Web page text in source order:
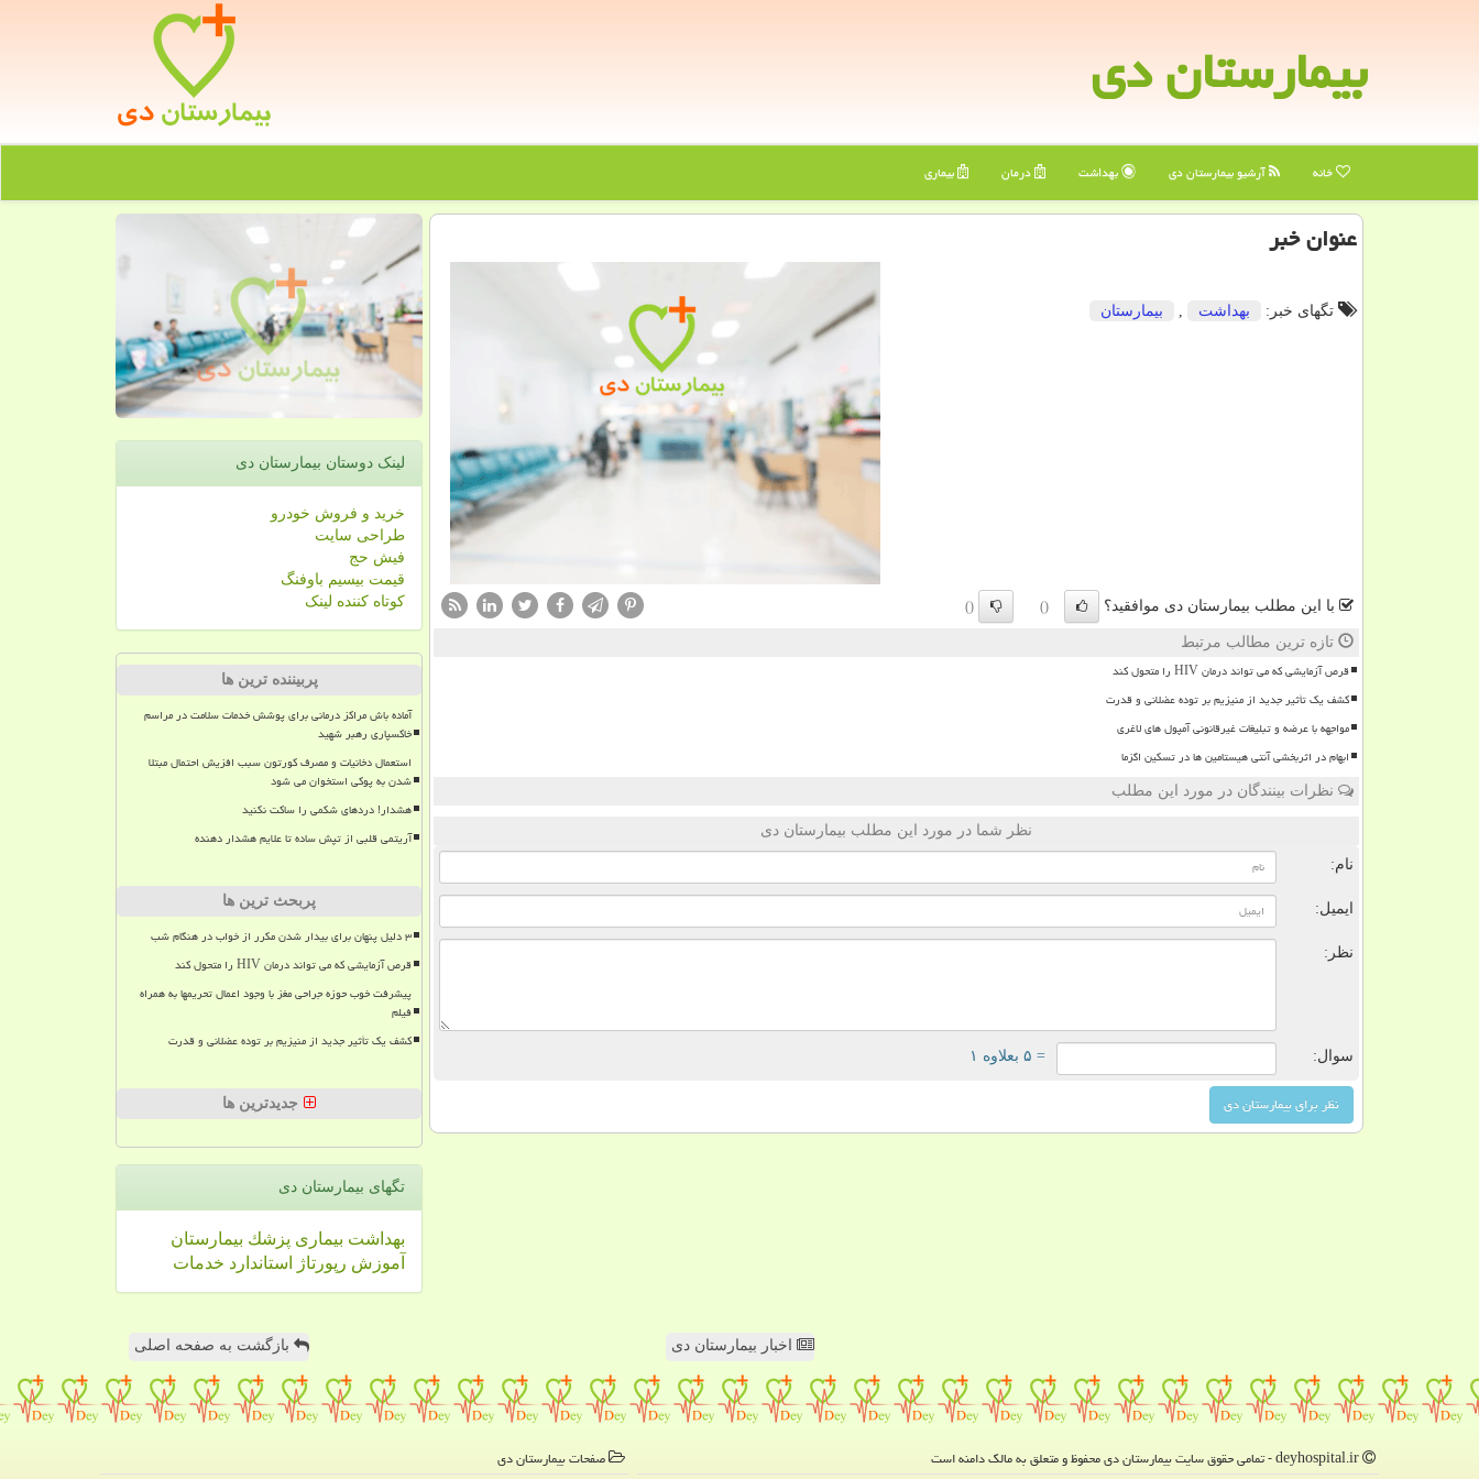
بیمارستان دی
خانه آرشیو بیمارستان دی بهداشت درمان بیماری
عنوان خبر
تگهای خبر: بهداشت , بیمارستان
با این مطلب بیمارستان دی موافقید؟ ()
()
تازه ترین مطالب مرتبط
قرص آزمایشی که می تواند درمان HIV را متحول کند
کشف یک تأثیر جدید از منیزیم بر توده عضلانی و قدرت
مواجهه با عرضه و تبلیغات غیرقانونی آمپول های لاغری
ابهام در اثربخشی آنتی هیستامین ها در تسکین اگزما
نظرات بینندگان در مورد این مطلب
نظر شما در مورد این مطلب بیمارستان دی
نام:
ایمیل:
نظر:
سوال: = ۵ بعلاوه ۱
لینک دوستان بیمارستان دی
خرید و فروش خودرو
طراحی سایت
فیش حج
قیمت بیسیم باوفنگ
کوتاه کننده لینک
پربیننده ترین ها
آماده باش مراکز درمانی برای پوشش خدمات سلامت در مراسم
خاکسپاری رهبر شهید
استعمال دخانیات و مصرف کورتون سبب افزیش احتمال مبتلا
شدن به پوکی استخوان می شود
هشدار! دردهای شکمی را ساکت نکنید
آریتمی قلبی از تپش ساده تا علایم هشدار دهنده
پربحث ترین ها
۳ دلیل پنهان برای بیدار شدن مکرر از خواب در هنگام شب
قرص آزمایشی که می تواند درمان HIV را متحول کند
پیشرفت خوب حوزه جراحی مغز با وجود اعمال تحریمها به همراه
فیلم
کشف یک تأثیر جدید از منیزیم بر توده عضلانی و قدرت
جدیدترین ها
تگهای بیمارستان دی
بهداشت بیماری پزشك بیمارستان
آموزش رپورتاژ استاندارد خدمات
اخبار بیمارستان دی بازگشت به صفحه اصلی
صفحات بیمارستان دی